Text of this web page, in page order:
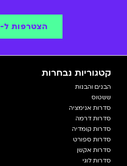
הצטרפות ל-BIGI
קטגוריות נבחרות
הבנים והבנות
ששטוס
סדרות אנימציה
סדרות דרמה
סדרות קומדיה
סדרות ספורט
סדרות אקשן
סדרות לוגי